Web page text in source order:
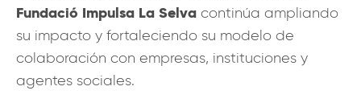
Fundació Impulsa La Selva continúa ampliando
su impacto y fortaleciendo su modelo de
colaboración con empresas, instituciones y
agentes sociales.